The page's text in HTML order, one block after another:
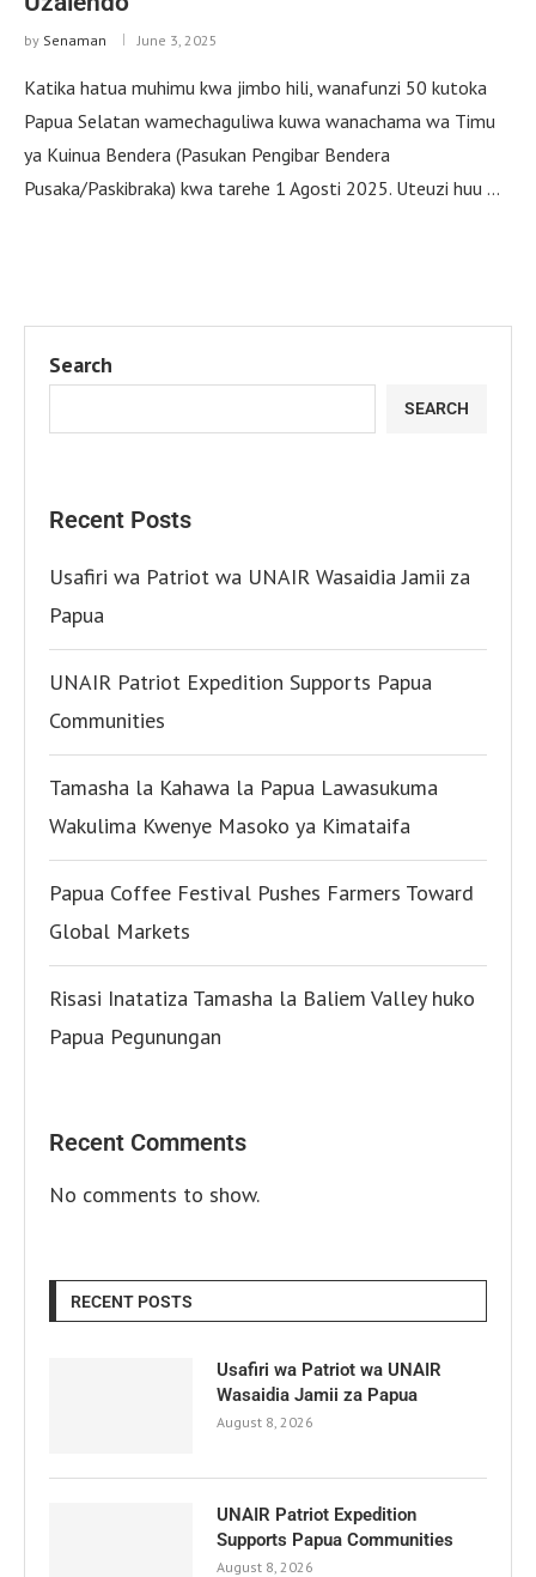
by Senaman June 3, 2025
Katika hatua muhimu kwa jimbo hili, wanafunzi 50 kutoka
Papua Selatan wamechaguliwa kuwa wanachama wa Timu
ya Kuinua Bendera (Pasukan Pengibar Bendera
Pusaka/Paskibraka) kwa tarehe 1 Agosti 2025. Uteuzi huu …
Search
SEARCH
Recent Posts
Usafiri wa Patriot wa UNAIR Wasaidia Jamii za
Papua
UNAIR Patriot Expedition Supports Papua
Communities
Tamasha la Kahawa la Papua Lawasukuma
Wakulima Kwenye Masoko ya Kimataifa
Papua Coffee Festival Pushes Farmers Toward
Global Markets
Risasi Inatatiza Tamasha la Baliem Valley huko
Papua Pegunungan
Recent Comments
No comments to show.
RECENT POSTS
Usafiri wa Patriot wa UNAIR
Wasaidia Jamii za Papua
August 8, 2026
UNAIR Patriot Expedition
Supports Papua Communities
August 8, 2026